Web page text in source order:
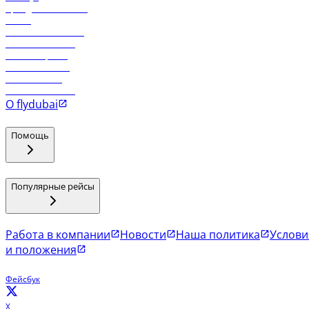
О flydubai
Помощь
Популярные рейсы
Работа в компании Новости Наша политика
и положения
Фейсбук
X